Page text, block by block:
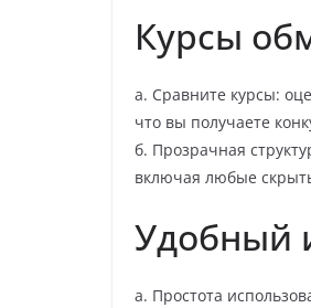
Курсы
а. Сравните курсы:
что вы получаете
б. Прозрачная
включая любые
Удобный
а. Простота